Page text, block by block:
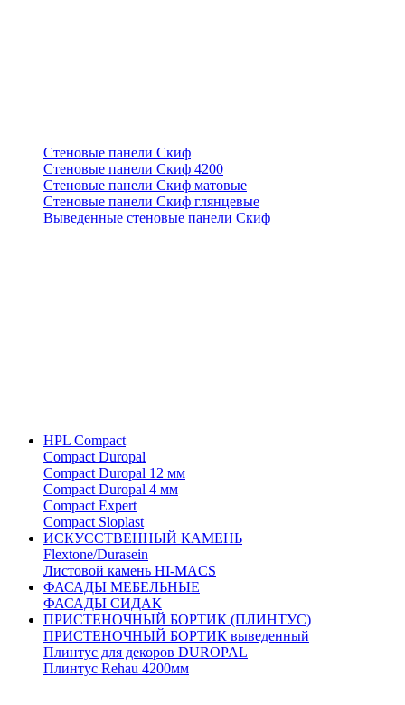
Стеновые панели Скиф
Стеновые панели Скиф 4200
Стеновые панели Скиф матовые
Стеновые панели Скиф глянцевые
Выведенные стеновые панели Скиф
HPL Compact
Compact Duropal
Compact Duropal 12 мм
Compact Duropal 4 мм
Compact Expert
Compact Sloplast
ИСКУССТВЕННЫЙ КАМЕНЬ
Flextone/Durasein
Листовой камень HI-MACS
ФАСАДЫ МЕБЕЛЬНЫЕ
ФАСАДЫ СИДАК
ПРИСТЕНОЧНЫЙ БОРТИК (ПЛИНТУС)
ПРИСТЕНОЧНЫЙ БОРТИК выведенный
Плинтус для декоров DUROPAL
Плинтус Rehau 4200мм